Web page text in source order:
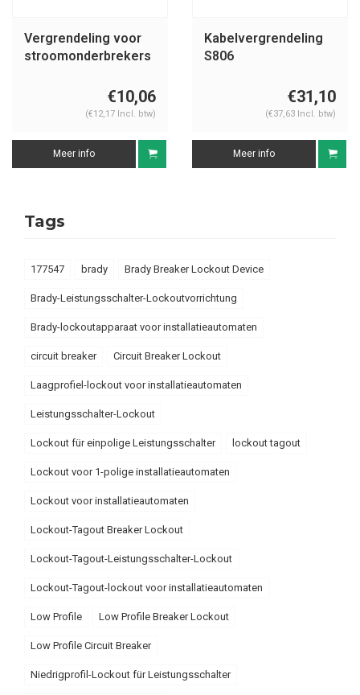
Vergrendeling voor
stroomonderbrekers
€10,06
(€12,17 Incl. btw)
Meer info
Kabelvergrendeling
S806
€31,10
(€37,63 Incl. btw)
Meer info
Tags
177547 brady Brady Breaker Lockout Device
Brady-Leistungsschalter-Lockoutvorrichtung
Brady-lockoutapparaat voor installatieautomaten
circuit breaker Circuit Breaker Lockout
Laagprofiel-lockout voor installatieautomaten
Leistungsschalter-Lockout
Lockout für einpolige Leistungsschalter lockout tagout
Lockout voor 1-polige installatieautomaten
Lockout voor installatieautomaten
Lockout-Tagout Breaker Lockout
Lockout-Tagout-Leistungsschalter-Lockout
Lockout-Tagout-lockout voor installatieautomaten
Low Profile Low Profile Breaker Lockout
Low Profile Circuit Breaker
Niedrigprofil-Lockout für Leistungsschalter